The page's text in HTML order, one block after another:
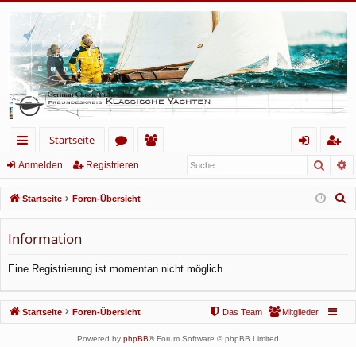
ch
ne
llz
ug
Startseite
or
en
lie
de
m
el
eg
ist
rie
Anmelden Registrieren
Startseite Foren-Übersicht
Information
Eine Registrierung ist momentan nicht möglich.
Startseite Foren-Übersicht Mitglieder
Das Team
Powered by phpBB® Forum Software © phpBB Limited